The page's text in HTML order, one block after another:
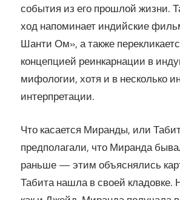
события из его прошлой жизни.
ход напоминает индийские
Шанти Ом», а также
концепцией реинкарнации в
мифологии, хотя и в несколько
интерпретации.
Что касается Миранды, или
предполагали, что Миранда
раньше — этим объяснялись
Табита нашла в своей кладовке.